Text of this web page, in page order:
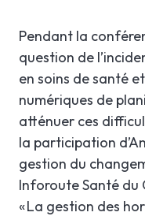
LGI ARP
LGI MED-URGE
Pendant la
question de
en soins de santé
numériques de
atténuer ces
la participation
gestion du
Inforoute Santé du
« La gestion des